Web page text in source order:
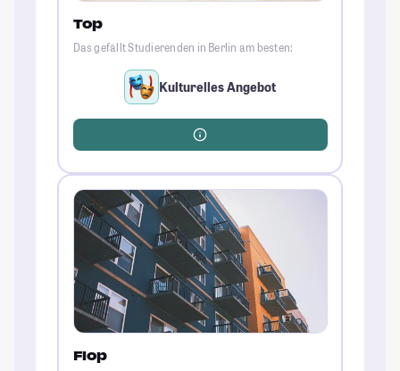
Top
Das gefällt Studierenden in Berlin am besten:
Kulturelles Angebot
Flop